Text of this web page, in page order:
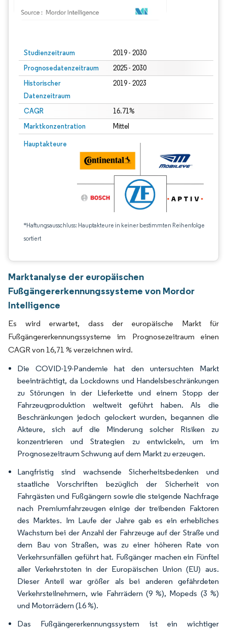
Studienzeitraum 2019 - 2030
Prognosedatenzeitraum 2025 - 2030
Historischer
Datenzeitraum
2019 - 2023
CAGR 16.71%
Marktkonzentration Mittel
Hauptakteure
*Haftungsausschluss: Hauptakteure in keiner bestimmten Reihenfolge
sortiert
Marktanalyse der europäischen
Fußgängererkennungssysteme von Mordor
Intelligence
Es wird erwartet, dass der europäische Markt für
Fußgängererkennungssysteme im Prognosezeitraum einen
CAGR von 16,71 % verzeichnen wird.
Die COVID-19-Pandemie hat den untersuchten Markt
beeinträchtigt, da Lockdowns und Handelsbeschränkungen
zu Störungen in der Lieferkette und einem Stopp der
Fahrzeugproduktion weltweit geführt haben. Als die
Beschränkungen jedoch gelockert wurden, begannen die
Akteure, sich auf die Minderung solcher Risiken zu
konzentrieren und Strategien zu entwickeln, um im
Prognosezeitraum Schwung auf dem Markt zu erzeugen.
Langfristig sind wachsende Sicherheitsbedenken und
staatliche Vorschriften bezüglich der Sicherheit von
Fahrgästen und Fußgängern sowie die steigende Nachfrage
nach Premiumfahrzeugen einige der treibenden Faktoren
des Marktes. Im Laufe der Jahre gab es ein erhebliches
Wachstum bei der Anzahl der Fahrzeuge auf der Straße und
dem Bau von Straßen, was zu einer höheren Rate von
Verkehrsunfällen geführt hat. Fußgänger machen ein Fünftel
aller Verkehrstoten in der Europäischen Union (EU) aus.
Dieser Anteil war größer als bei anderen gefährdeten
Verkehrsteilnehmern, wie Fahrrädern (9 %), Mopeds (3 %)
und Motorrädern (16 %).
Das Fußgängererkennungssystem ist ein wichtiger